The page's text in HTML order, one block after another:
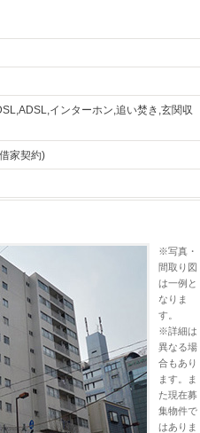
インターホン,追い焚き,玄関収
家契約)
※写真・
間取り図
は一例と
なりま
す。
※詳細は
異なる場
合もあり
ます。ま
た現在募
集物件で
はありま